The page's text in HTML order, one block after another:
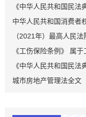
《中华人民共和国民
中华人民共和国消费者
《工伤保险条例》 属
《中华人民共和国民法
城市房地产管理法全文